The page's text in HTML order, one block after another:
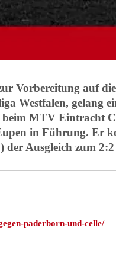
Vorbereitung auf
Westfalen, gelang
MTV Eintracht
in Führung. Er
Ausgleich zum
paderborn-und-celle/